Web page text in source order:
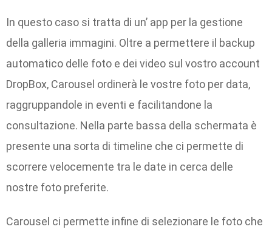
In questo caso si tratta di un’ app per la gestione
della galleria immagini. Oltre a permettere il backup
automatico delle foto e dei video sul vostro account
DropBox, Carousel ordinerà le vostre foto per data,
raggruppandole in eventi e facilitandone la
consultazione. Nella parte bassa della schermata è
presente una sorta di timeline che ci permette di
scorrere velocemente tra le date in cerca delle
nostre foto preferite.
Carousel ci permette infine di selezionare le foto che